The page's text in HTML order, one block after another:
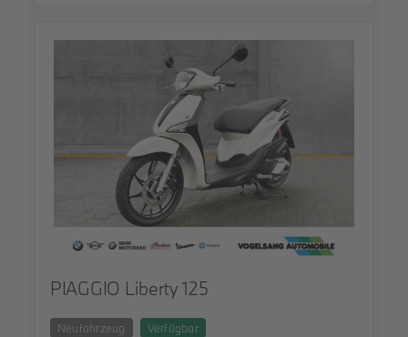
PIAGGIO Liberty 125
Neufahrzeug Verfügbar